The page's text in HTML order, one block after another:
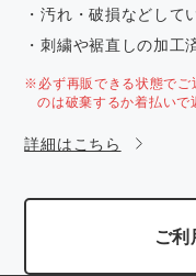
・汚れ・破損などして
・刺繍や裾直しの加工
※必ず再販できる状態でご
のは破棄するか着払いで
詳細はこちら
ご